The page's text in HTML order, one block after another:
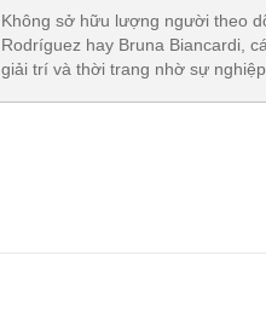
Không sở hữu lượng người theo
Rodríguez hay Bruna Biancardi,
giải trí và thời trang nhờ sự nghiệp